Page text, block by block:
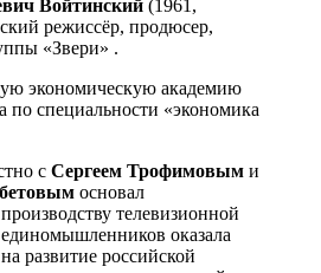
Войти́нский (1961,
режиссёр, продюсер,
«Звери» .
экономическую академию
специальности «экономика
с Сергеем Трофимовым и
основал
телевизионной
оказала
развитие российской